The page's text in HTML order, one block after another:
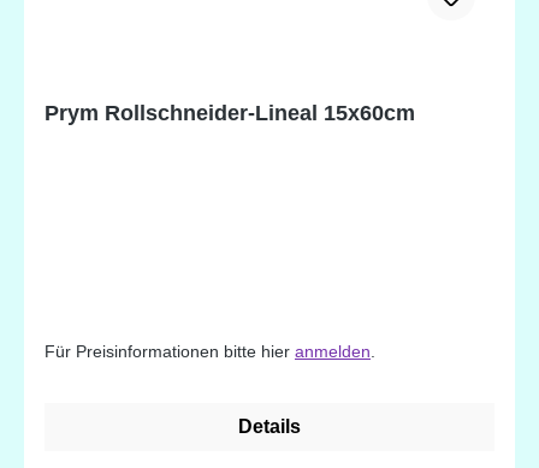
Prym Rollschneider-Lineal 15x60cm
Für Preisinformationen bitte hier anmelden
Details